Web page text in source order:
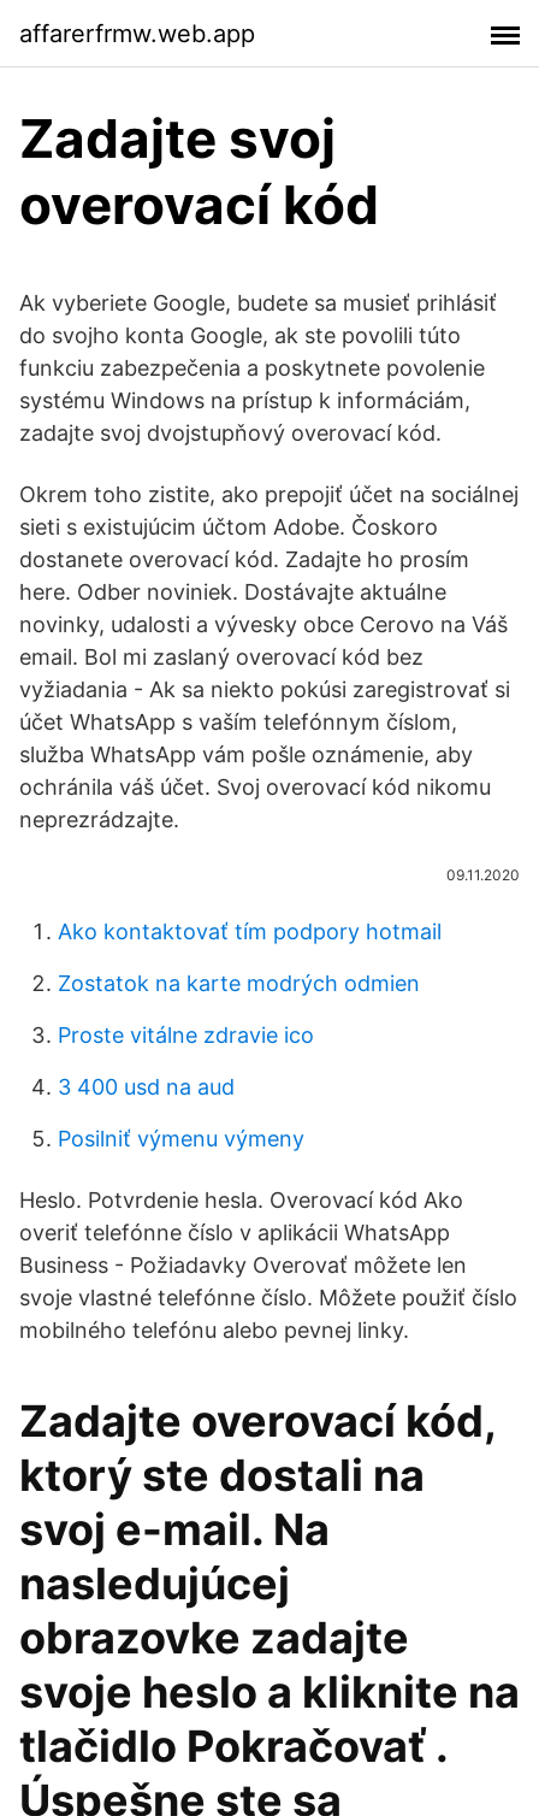
affarerfrmw.web.app
Zadajte svoj
overovací kód
Ak vyberiete Google, budete sa musieť prihlásiť
do svojho konta Google, ak ste povolili túto
funkciu zabezpečenia a poskytnete povolenie
systému Windows na prístup k informáciám,
zadajte svoj dvojstupňový overovací kód.
Okrem toho zistite, ako prepojiť účet na sociálnej
sieti s existujúcim účtom Adobe. Čoskoro
dostanete overovací kód. Zadajte ho prosím
here. Odber noviniek. Dostávajte aktuálne
novinky, udalosti a vývesky obce Cerovo na Váš
email. Bol mi zaslaný overovací kód bez
vyžiadania - Ak sa niekto pokúsi zaregistrovať si
účet WhatsApp s vaším telefónnym číslom,
služba WhatsApp vám pošle oznámenie, aby
ochránila váš účet. Svoj overovací kód nikomu
neprezrádzajte.
09.11.2020
Ako kontaktovať tím podpory hotmail
Zostatok na karte modrých odmien
Proste vitálne zdravie ico
3 400 usd na aud
Posilniť výmenu výmeny
Heslo. Potvrdenie hesla. Overovací kód Ako
overiť telefónne číslo v aplikácii WhatsApp
Business - Požiadavky Overovať môžete len
svoje vlastné telefónne číslo. Môžete použiť číslo
mobilného telefónu alebo pevnej linky.
Zadajte overovací kód,
ktorý ste dostali na
svoj e-mail. Na
nasledujúcej
obrazovke zadajte
svoje heslo a kliknite na
tlačidlo Pokračovať .
Úspešne ste sa